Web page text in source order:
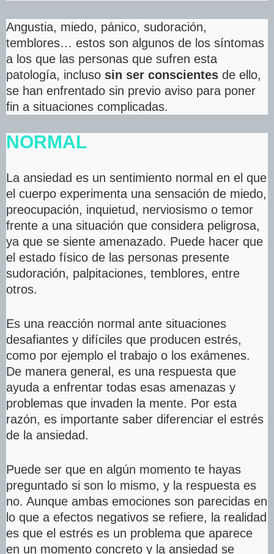
Angustia, miedo, pánico, sudoración,
temblores… estos son algunos de los síntomas
a los que las personas que sufren esta
patología, incluso sin ser conscientes de ello,
se han enfrentado sin previo aviso para poner
fin a situaciones complicadas.
NORMAL
La ansiedad es un sentimiento normal en el que
el cuerpo experimenta una sensación de miedo,
preocupación, inquietud, nerviosismo o temor
frente a una situación que considera peligrosa,
ya que se siente amenazado. Puede hacer que
el estado físico de las personas presente
sudoración, palpitaciones, temblores, entre
otros.
Es una reacción normal ante situaciones
desafiantes y difíciles que producen estrés,
como por ejemplo el trabajo o los exámenes.
De manera general, es una respuesta que
ayuda a enfrentar todas esas amenazas y
problemas que invaden la mente. Por esta
razón, es importante saber diferenciar el estrés
de la ansiedad.
Puede ser que en algún momento te hayas
preguntado si son lo mismo, y la respuesta es
no. Aunque ambas emociones son parecidas en
lo que a efectos negativos se refiere, la realidad
es que el estrés es un problema que aparece
en un momento concreto y la ansiedad se